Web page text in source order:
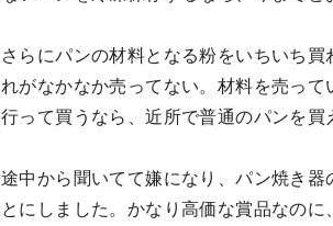
さらにパンの材料となる粉をいちいち
れがなかなか売ってない。材料を売っ
行って買うなら、近所で普通のパンを買
途中から聞いてて嫌になり、パン焼き
とにしました。かなり高価な賞品なの